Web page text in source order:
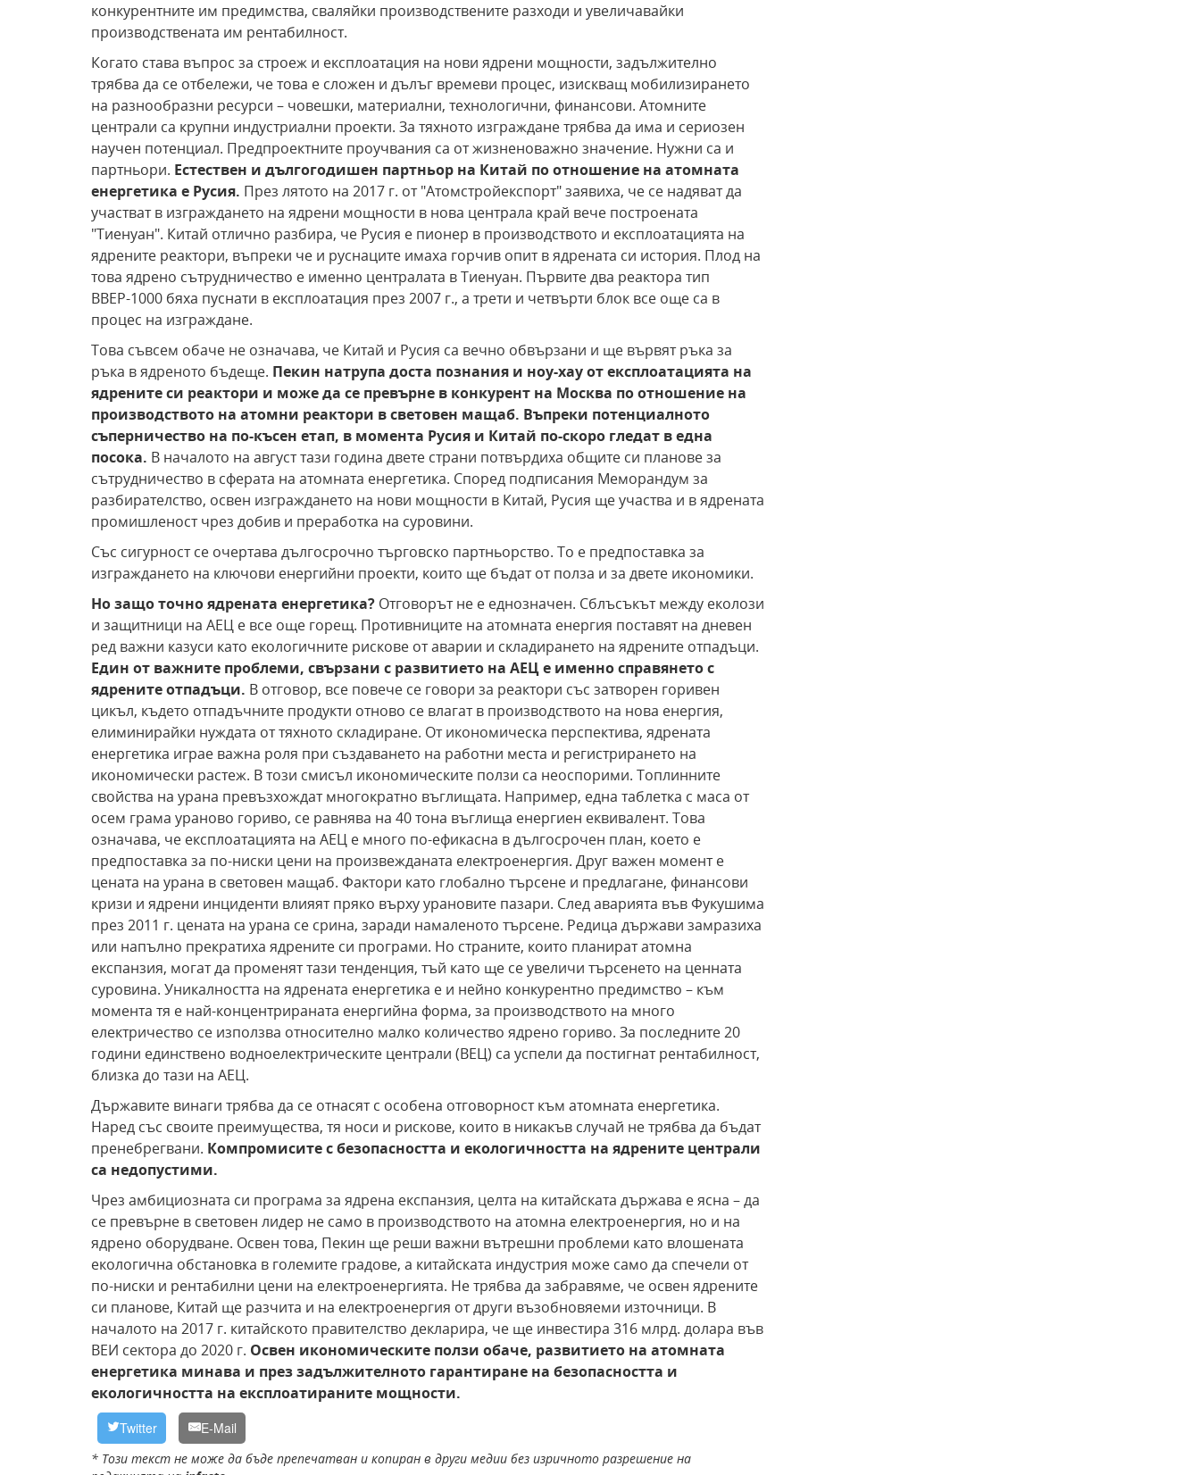
конкурентните им предимства, сваляйки производствените разходи и увеличавайки
производствената им рентабилност.
Когато става въпрос за строеж и експлоатация на нови ядрени мощности, задължително
трябва да се отбележи, че това е сложен и дълъг времеви процес, изискващ мобилизирането
на разнообразни ресурси – човешки, материални, технологични, финансови. Атомните
централи са крупни индустриални проекти. За тяхното изграждане трябва да има и сериозен
научен потенциал. Предпроектните проучвания са от жизненоважно значение. Нужни са и
партньори. Естествен и дългогодишен партньор на Китай по отношение на атомната
енергетика е Русия. През лятото на 2017 г. от "Атомстройекспорт" заявиха, че се надяват да
участват в изграждането на ядрени мощности в нова централа край вече построената
"Тиенуан". Китай отлично разбира, че Русия е пионер в производството и експлоатацията на
ядрените реактори, въпреки че и руснаците имаха горчив опит в ядрената си история. Плод на
това ядрено сътрудничество е именно централата в Тиенуан. Първите два реактора тип
ВВЕР-1000 бяха пуснати в експлоатация през 2007 г., а трети и четвърти блок все още са в
процес на изграждане.
Това съвсем обаче не означава, че Китай и Русия са вечно обвързани и ще вървят ръка за
ръка в ядреното бъдеще. Пекин натрупа доста познания и ноу-хау от експлоатацията на
ядрените си реактори и може да се превърне в конкурент на Москва по отношение на
производството на атомни реактори в световен мащаб. Въпреки потенциалното
съперничество на по-късен етап, в момента Русия и Китай по-скоро гледат в една
посока. В началото на август тази година двете страни потвърдиха общите си планове за
сътрудничество в сферата на атомната енергетика. Според подписания Меморандум за
разбирателство, освен изграждането на нови мощности в Китай, Русия ще участва и в ядрената
промишленост чрез добив и преработка на суровини.
Със сигурност се очертава дългосрочно търговско партньорство. То е предпоставка за
изграждането на ключови енергийни проекти, които ще бъдат от полза и за двете икономики.
Но защо точно ядрената енергетика? Отговорът не е еднозначен. Сблъсъкът между еколози
и защитници на АЕЦ е все още горещ. Противниците на атомната енергия поставят на дневен
ред важни казуси като екологичните рискове от аварии и складирането на ядрените отпадъци.
Един от важните проблеми, свързани с развитието на АЕЦ е именно справянето с
ядрените отпадъци. В отговор, все повече се говори за реактори със затворен горивен
цикъл, където отпадъчните продукти отново се влагат в производството на нова енергия,
елиминирайки нуждата от тяхното складиране. От икономическа перспектива, ядрената
енергетика играе важна роля при създаването на работни места и регистрирането на
икономически растеж. В този смисъл икономическите ползи са неоспорими. Топлинните
свойства на урана превъзхождат многократно въглищата. Например, една таблетка с маса от
осем грама ураново гориво, се равнява на 40 тона въглища енергиен еквивалент. Това
означава, че експлоатацията на АЕЦ е много по-ефикасна в дългосрочен план, което е
предпоставка за по-ниски цени на произвежданата електроенергия. Друг важен момент е
цената на урана в световен мащаб. Фактори като глобално търсене и предлагане, финансови
кризи и ядрени инциденти влияят пряко върху урановите пазари. След аварията във Фукушима
през 2011 г. цената на урана се срина, заради намаленото търсене. Редица държави замразиха
или напълно прекратиха ядрените си програми. Но страните, които планират атомна
експанзия, могат да променят тази тенденция, тъй като ще се увеличи търсенето на ценната
суровина. Уникалността на ядрената енергетика е и нейно конкурентно предимство – към
момента тя е най-концентрираната енергийна форма, за производството на много
електричество се използва относително малко количество ядрено гориво. За последните 20
години единствено водноелектрическите централи (ВЕЦ) са успели да постигнат рентабилност,
близка до тази на АЕЦ.
Държавите винаги трябва да се отнасят с особена отговорност към атомната енергетика.
Наред със своите преимущества, тя носи и рискове, които в никакъв случай не трябва да бъдат
пренебрегвани. Компромисите с безопасността и екологичността на ядрените централи
са недопустими.
Чрез амбициозната си програма за ядрена експанзия, целта на китайската държава е ясна – да
се превърне в световен лидер не само в производството на атомна електроенергия, но и на
ядрено оборудване. Освен това, Пекин ще реши важни вътрешни проблеми като влошената
екологична обстановка в големите градове, а китайската индустрия може само да спечели от
по-ниски и рентабилни цени на електроенергията. Не трябва да забравяме, че освен ядрените
си планове, Китай ще разчита и на електроенергия от други възобновяеми източници. В
началото на 2017 г. китайското правителство декларира, че ще инвестира 316 млрд. долара във
ВЕИ сектора до 2020 г. Освен икономическите ползи обаче, развитието на атомната
енергетика минава и през задължителното гарантиране на безопасността и
екологичността на експлоатираните мощности.
Twitter E-Mail
* Този текст не може да бъде препечатван и копиран в други медии без изричното разрешение на